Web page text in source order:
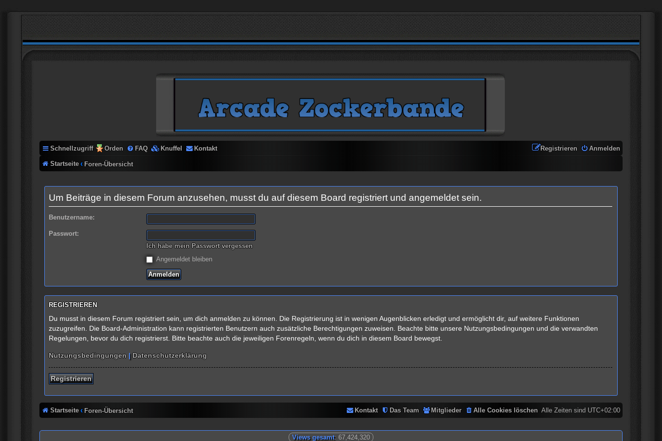
Schnellzugriff Orden FAQ Knuffel Kontakt Anmelden
Registrieren
Startseite Foren-Übersicht
Um Beiträge in diesem Forum anzusehen, musst du auf diesem Board registriert und angemeldet sein.
Benutzername:
Passwort:
Ich habe mein Passwort vergessen
Angemeldet bleiben
REGISTRIEREN
Du musst in diesem Forum registriert sein, um dich anmelden zu können. Die Registrierung ist in wenigen Augenblicken erledigt und ermöglicht dir, auf weitere Funktionen
zuzugreifen. Die Board-Administration kann registrierten Benutzern auch zusätzliche Berechtigungen zuweisen. Beachte bitte unsere Nutzungsbedingungen und die verwandten
Regelungen, bevor du dich registrierst. Bitte beachte auch die jeweiligen Forenregeln, wenn du dich in diesem Board bewegst.
Nutzungsbedingungen |Datenschutzerklärung
Registrieren
Startseite Foren-Übersicht Alle Zeiten sindUTC+02:00
Alle Cookies löschen
Mitglieder
Das Team
Kontakt
Views gesamt: 67,424,320